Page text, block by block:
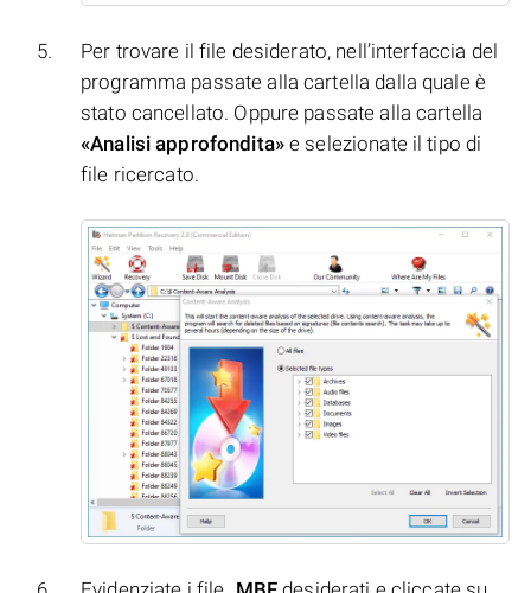
Per trovare il file desiderato, nell’interfaccia del
programma passate alla cartella dalla quale è
stato cancellato. Oppure passate alla cartella
«Analisi approfondita»e selezionate il tipo di
file ricercato.